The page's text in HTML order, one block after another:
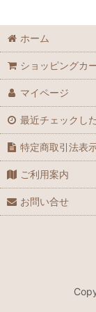
ホーム
ショッピングカ
マイページ
最近チェックし
特定商取引法表
ご利用案内
お問い合せ